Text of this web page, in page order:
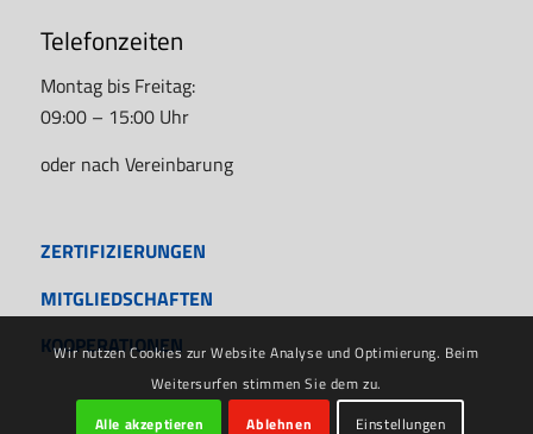
Telefonzeiten
Montag bis Freitag:
09:00 – 15:00 Uhr
oder nach Vereinbarung
ZERTIFIZIERUNGEN
MITGLIEDSCHAFTEN
KOOPERATIONEN
Wir nutzen Cookies zur Website Analyse und Optimierung. Beim
Weitersurfen stimmen Sie dem zu.
Alle akzeptieren
Ablehnen Einstellungen